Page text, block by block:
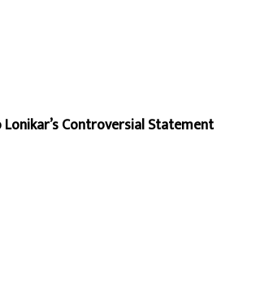
Lonikar’s Controversial Statement